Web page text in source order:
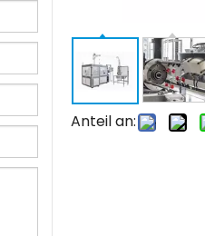
Anteil an: